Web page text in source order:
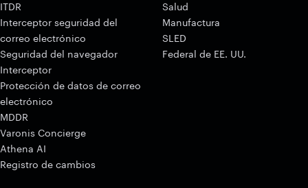
ITDR
Interceptor seguridad del
correo electrónico
Seguridad del navegador
Interceptor
Protección de datos de correo
electrónico
MDDR
Varonis Concierge
Athena AI
Registro de cambios
Salud
Manufactura
SLED
Federal de EE. UU.